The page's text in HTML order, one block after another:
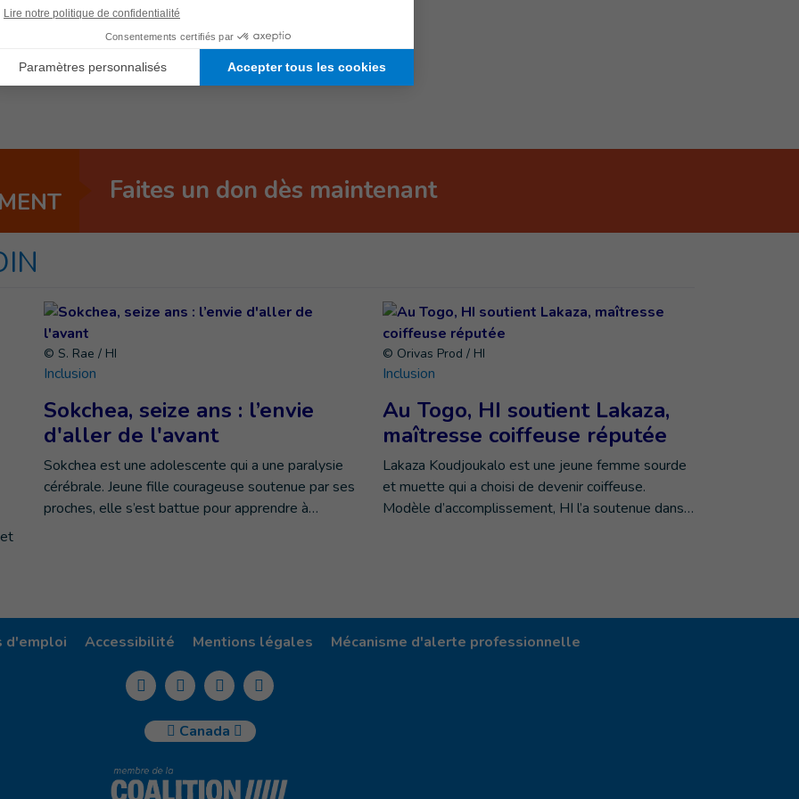
un frein mais davantage comme un obstacle
le temps passe, plus il semble le réaliser aussi.
Faites un don dès maintenant
© S. Rae / HI
Inclusion
Sokchea, seize ans : l’envie
d'aller de l'avant
Sokchea est une adolescente qui a une paralysie
cérébrale. Jeune fille courageuse soutenue par ses
proches, elle s’est battue pour apprendre à…
© Orivas Prod / HI
Inclusion
Au Togo, HI soutient Lakaza,
maîtresse coiffeuse réputée
Lakaza Koudjoukalo est une jeune femme sourde
et muette qui a choisi de devenir coiffeuse.
Modèle d’accomplissement, HI l’a soutenue dans…
d'emploi Accessibilité Mentions légales Mécanisme d'alerte professionnelle
Canada